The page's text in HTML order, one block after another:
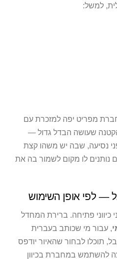
למשל:
מפריט יפה למזכרת עם
שעושה הבדל גדול —
נסיעה, שבה יש משהו קצת
נותנים לו מקום לשמור בה את
— לפי אופן השימוש
פתיחה. ברירת המחדל
, עבור מי שכותב בעברית
תוכלו לבחור שהאיור יודפס
להשתמש במחברת בכיוון